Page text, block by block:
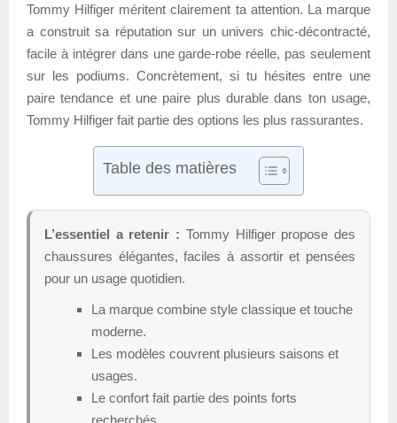
Tommy Hilfiger méritent clairement ta attention. La marque
a construit sa réputation sur un univers chic-décontracté,
facile à intégrer dans une garde-robe réelle, pas seulement
sur les podiums. Concrètement, si tu hésites entre une
paire tendance et une paire plus durable dans ton usage,
Tommy Hilfiger fait partie des options les plus rassurantes.
Table des matières
L’essentiel a retenir : Tommy Hilfiger propose des
chaussures élégantes, faciles à assortir et pensées
pour un usage quotidien.
La marque combine style classique et touche
moderne.
Les modèles couvrent plusieurs saisons et
usages.
Le confort fait partie des points forts
recherchés.